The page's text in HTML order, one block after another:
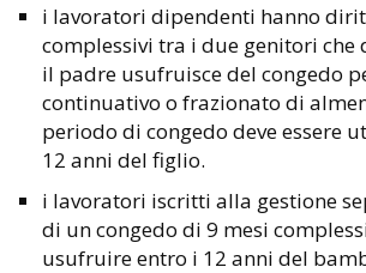
i lavoratori dipendenti hanno
complessivi tra i due genitori che
il padre usufruisce del congedo
continuativo o frazionato di
periodo di congedo deve essere
12 anni del figlio.
i lavoratori iscritti alla gestione
di un congedo di 9 mesi
usufruire entro i 12 anni del